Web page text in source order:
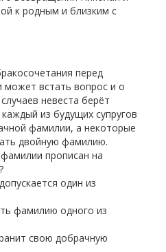
к родным и близким с
перед
встать вопрос и о
невеста берёт
из будущих супругов
фамилии, а некоторые
двойную фамилию.
прописан на
один из
фамилию одного из
свою добрачную